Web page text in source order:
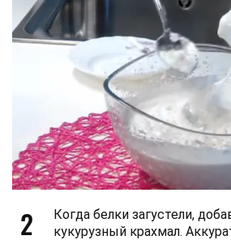
2
Когда белки загустели,
кукурузный крахмал.